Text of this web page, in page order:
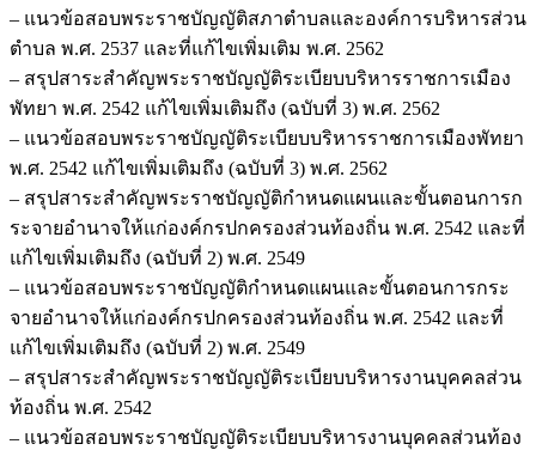
– แนวข้อสอบพระราชบัญญัติสภาตำบลและองค์การบริหารส่วน
ตำบล พ.ศ. 2537 และที่แก้ไขเพิ่มเติม พ.ศ. 2562
– สรุปสาระสำคัญพระราชบัญญัติระเบียบบริหารราชการเมือง
พัทยา พ.ศ. 2542 แก้ไขเพิ่มเติมถึง (ฉบับที่ 3) พ.ศ. 2562
– แนวข้อสอบพระราชบัญญัติระเบียบบริหารราชการเมืองพัทยา
พ.ศ. 2542 แก้ไขเพิ่มเติมถึง (ฉบับที่ 3) พ.ศ. 2562
– สรุปสาระสำคัญพระราชบัญญัติกำหนดแผนและขั้นตอนการก
ระจายอำนาจให้แก่องค์กรปกครองส่วนท้องถิ่น พ.ศ. 2542 และที่
แก้ไขเพิ่มเติมถึง (ฉบับที่ 2) พ.ศ. 2549
– แนวข้อสอบพระราชบัญญัติกำหนดแผนและขั้นตอนการกระ
จายอำนาจให้แก่องค์กรปกครองส่วนท้องถิ่น พ.ศ. 2542 และที่
แก้ไขเพิ่มเติมถึง (ฉบับที่ 2) พ.ศ. 2549
– สรุปสาระสำคัญพระราชบัญญัติระเบียบบริหารงานบุคคลส่วน
ท้องถิ่น พ.ศ. 2542
– แนวข้อสอบพระราชบัญญัติระเบียบบริหารงานบุคคลส่วนท้อง